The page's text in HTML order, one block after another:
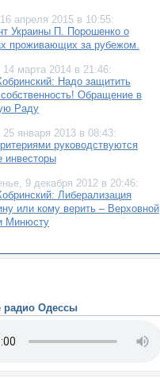
16 апреля 2015 в 10:55:
Украины П. Порошенко о
проживающих за рубежом.
14 марта 2014 в 21:46:
Надо защитить
Обращение в
Раду
25 января 2013 в 08:43:
руководствуются
инвесторы
9 декабря 2012 в 20:46:
Либерализация
или кому верить – Верховной
Минюсту
радио Одессы